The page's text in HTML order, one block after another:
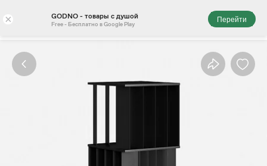
× GODNO - товары с душой
Free - Бесплатно в Google Play
Перейти